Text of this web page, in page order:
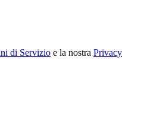
di Servizio e la nostra Privacy